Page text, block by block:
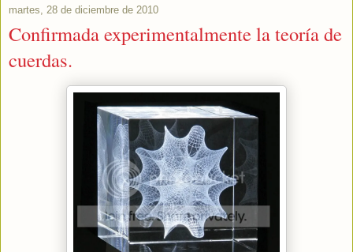
martes, 28 de diciembre de 2010
Confirmada experimentalmente la teoría de
cuerdas.